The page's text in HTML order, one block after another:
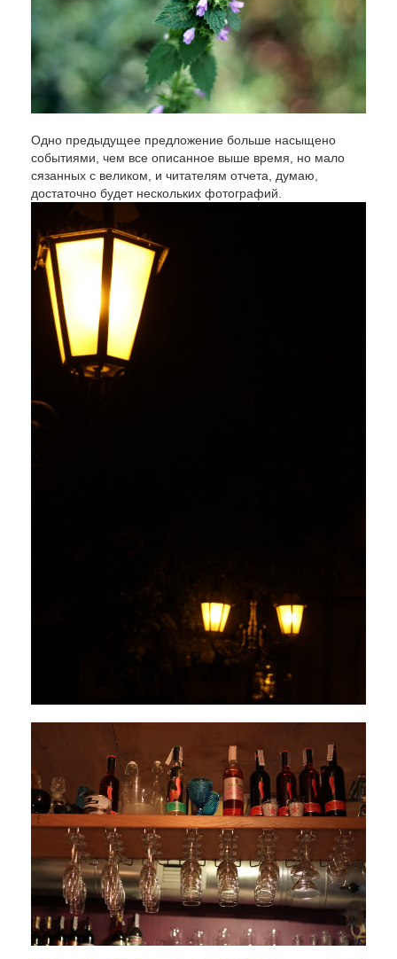
Одно предыдущее предложение больше насыщено
событиями, чем все описанное выше время, но мало
сязанных с великом, и читателям отчета, думаю,
достаточно будет нескольких фотографий.